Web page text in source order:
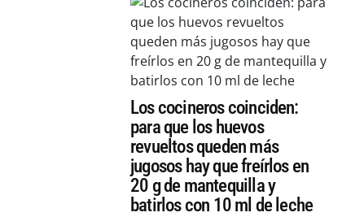
Los cocineros coinciden:
para que los huevos
revueltos queden más
jugosos hay que freírlos en
20 g de mantequilla y
batirlos con 10 ml de leche